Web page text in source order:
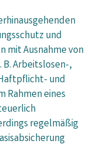
und
mit Ausnahme von
Arbeitslosen-,
und
Rahmen eines
regelmäßig